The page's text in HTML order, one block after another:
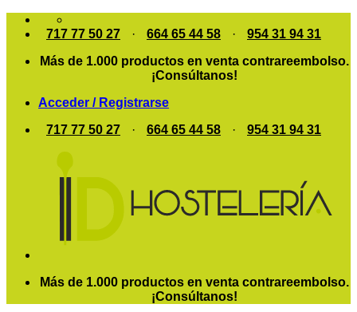
Saltar
717 77 50 27 · 664 65 44 58 ·
954 31 94 31
Más de 1.000 productos en venta contrareembolso.
¡Consúltanos!
Acceder / Registrarse
717 77 50 27
· 664 65 44 58 · 954 31 94 31
Más de 1.000 productos en venta contrareembolso.
¡Consúltanos!